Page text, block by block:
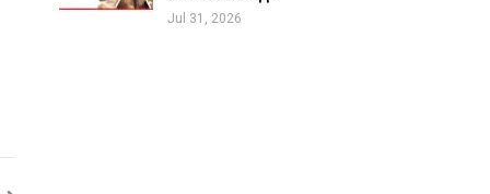
Jul 31, 2026